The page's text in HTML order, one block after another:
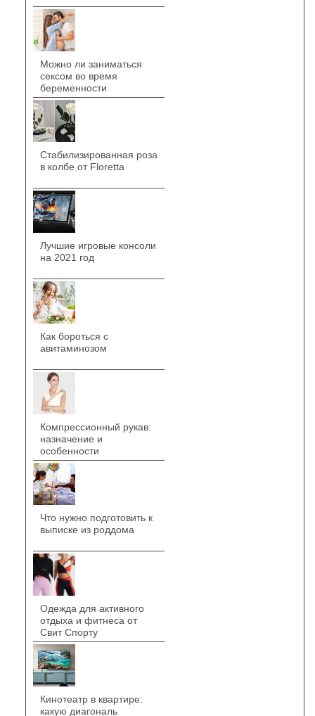
Можно ли заниматься
сексом во время
беременности
Стабилизированная роза
в колбе от Floretta
Лучшие игровые консоли
на 2021 год
Как бороться с
авитаминозом
Компрессионный рукав:
назначение и
особенности
Что нужно подготовить к
выписке из роддома
Одежда для активного
отдыха и фитнеса от
Свит Спорту
Кинотеатр в квартире:
какую диагональ